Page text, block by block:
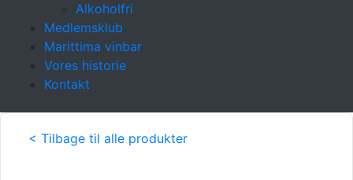
Alkoholfri
Medlemsklub
Marittima vinbar
Vores historie
Kontakt
< Tilbage til alle produkter